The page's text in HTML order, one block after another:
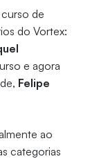
de
do Vortex:
e agora
Felipe
ao
categorias